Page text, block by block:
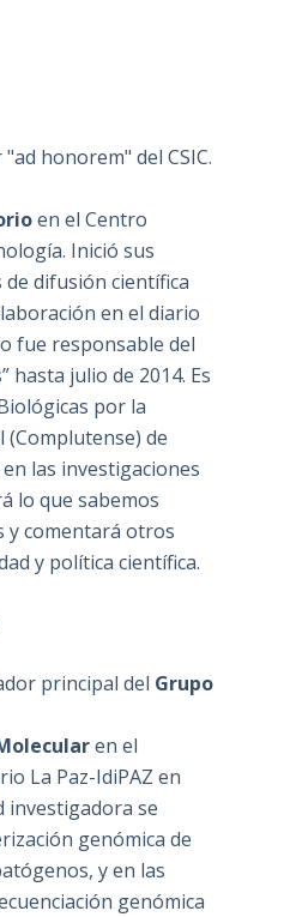
honorem" del CSIC.
en el Centro
Inició sus
difusión científica
en el diario
fue responsable del
hasta julio de 2014. Es
por la
(Complutense) de
las investigaciones
lo que sabemos
y comentará otros
y política científica.
principal del Grupo
en el
La Paz-IdiPAZ en
investigadora se
genómica de
y en las
genómica